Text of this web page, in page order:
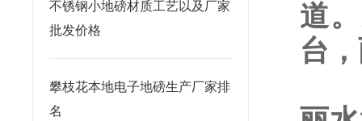
不锈钢小地磅材质工艺以及厂家
批发价格
攀枝花本地电子地磅生产厂家排
名
道
台